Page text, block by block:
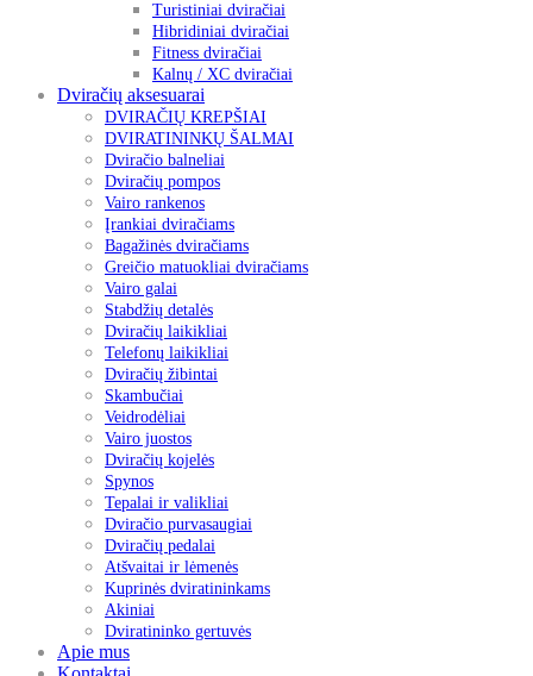
Turistiniai dviračiai
Hibridiniai dviračiai
Fitness dviračiai
Kalnų / XC dviračiai
Dviračių aksesuarai
DVIRAČIŲ KREPŠIAI
DVIRATININKŲ ŠALMAI
Dviračio balneliai
Dviračių pompos
Vairo rankenos
Įrankiai dviračiams
Bagažinės dviračiams
Greičio matuokliai dviračiams
Vairo galai
Stabdžių detalės
Dviračių laikikliai
Telefonų laikikliai
Dviračių žibintai
Skambučiai
Veidrodėliai
Vairo juostos
Dviračių kojelės
Spynos
Tepalai ir valikliai
Dviračio purvasaugiai
Dviračių pedalai
Atšvaitai ir lėmenės
Kuprinės dviratininkams
Akiniai
Dviratininko gertuvės
Apie mus